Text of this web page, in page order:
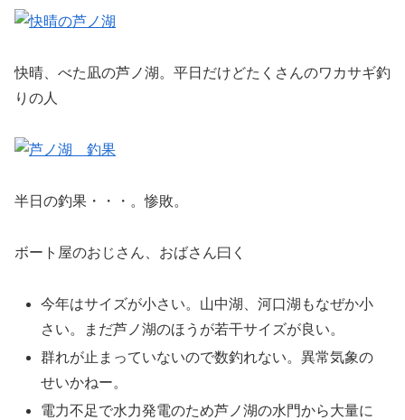
快晴、べた凪の芦ノ湖。平日だけどたくさんのワカサギ釣
りの人
半日の釣果・・・。惨敗。
ボート屋のおじさん、おばさん曰く
今年はサイズが小さい。山中湖、河口湖もなぜか小
さい。まだ芦ノ湖のほうが若干サイズが良い。
群れが止まっていないので数釣れない。異常気象の
せいかねー。
電力不足で水力発電のため芦ノ湖の水門から大量に